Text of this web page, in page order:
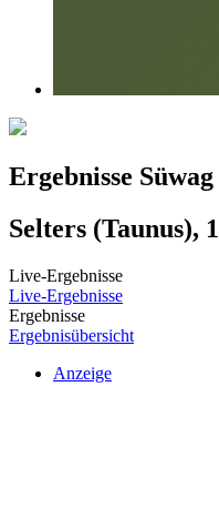
Ergebnisse
Selters (Taunus),
Live-Ergebnisse
Live-Ergebnisse
Ergebnisse
Ergebnisübersicht
Anzeige